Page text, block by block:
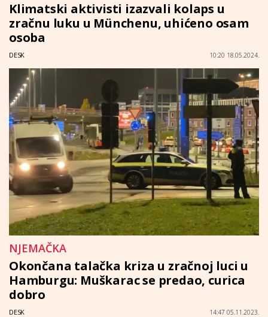
Klimatski aktivisti izazvali kolaps u
zračnu luku u Münchenu, uhićeno osam
osoba
DESK 10:20 18.05.2024.
NJEMAČKA
Okončana talačka kriza u zračnoj luci u
Hamburgu: Muškarac se predao, curica
dobro
DESK 14:47 05.11.2023.